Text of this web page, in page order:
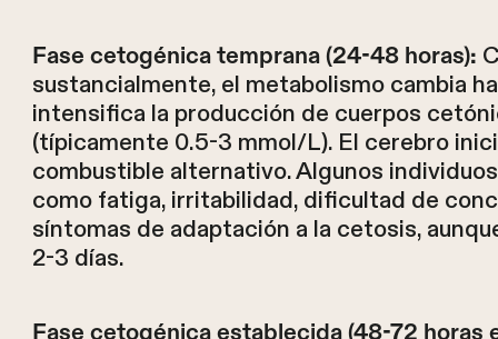
Fase cetogénica temprana (24-48 horas):
sustancialmente, el metabolismo cambia
intensifica la producción de cuerpos
(típicamente 0.5-3 mmol/L). El cerebro
combustible alternativo. Algunos
como fatiga, irritabilidad, dificultad de
síntomas de adaptación a la cetosis,
2-3 días.
Fase cetogénica establecida (48-72 horas